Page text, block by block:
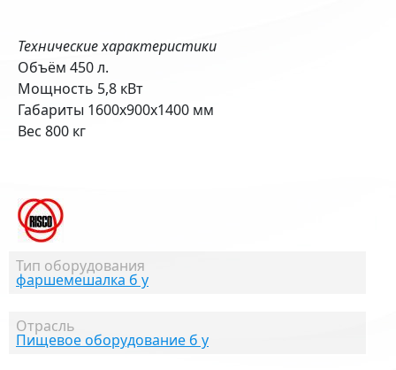
Тип оборудования
фаршемешалка б у
Отрасль
Пищевое оборудование б у
Технические характеристики
Объём 450 л.
Мощность 5,8 кВт
Габариты 1600х900х1400 мм
Вес 800 кг